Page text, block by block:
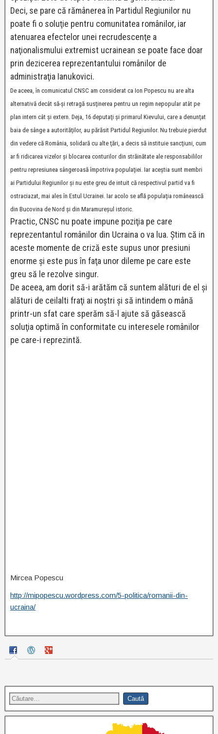
Deci, se pare că rămânerea în Partidul Regiunilor nu
poate fi o soluţie pentru comunitatea românilor, iar
atenuarea efectelor unei recrudescenţe a
naţionalismului extremist ucrainean se poate face doar
prin dezicerea reprezentantului românilor de
administraţia Ianukovici.
De aceea, în comunicatul CNSC am considerat ca Ion Popescu nu are alta
alternativă decât să-şi retragă susţinerea pentru un regim nepopular atât pe
plan intern cât şi extern. Deja, 16 deputaţi şi primarul Kievului, care a denunţat
baia de sânge a autorităţilor, au părăsit Partidul Regiunilor. Nu trebuie pierdut
din vedere că România, solidară cu alte ţări, a decis să instituie sancţiuni, cum
ar fi ridicarea vizelor şi blocarea conturilor din străinătate ale responsabililor
pentru represiunea sângeroasă împotriva populaţiei. Iar aceştia sunt membri
ai Partidului Regiunilor şi nu este greu de intuit că respectivul partid va fi
ostraciazat, mai ales în Estul Ucrainei. Iar acolo se află populaţia românească
din Bucovina de Nord şi din Maramureşul istoric.
Practic, CNSC nu poate impune poziţia pe care
reprezentantul românilor din Ucraina o va lua. Ştim că in
aceste momente de criză este supus unor presiuni
enorme şi este pus în faţa unor dileme pe care este
greu să le rezolve singur.
De aceea, am dorit să-i arătăm că suntem alături de el şi
alături de ceilalti fraţi ai noştri şi să intindem o mână
printr-un sfat care sperăm să-l ajute să găsească
soluţia optimă în conformitate cu interesele românilor
pe care-i reprezintă.
Mircea Popescu
http://mipopescu.wordpress.com/5-politica/romanii-din-
ucraina/